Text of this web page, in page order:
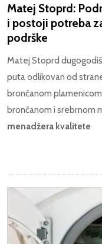
Matej Stoprd:
i postoji potreba
podrške
Matej Stoprd
puta odlikovan od
brončanom
brončanom i srebrnom
menadžera kvalitete